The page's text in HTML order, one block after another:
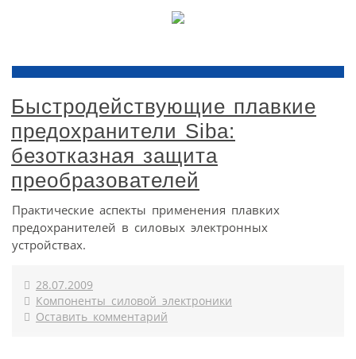
Быстродействующие плавкие
предохранители Siba:
безотказная защита
преобразователей
Практические аспекты применения плавких
предохранителей в силовых электронных
устройствах.
28.07.2009
Компоненты силовой электроники
Оставить комментарий